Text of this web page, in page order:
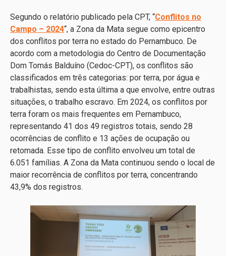
Segundo o relatório publicado pela CPT, “Conflitos no
Campo – 2024“, a Zona da Mata segue como epicentro
dos conflitos por terra no estado do Pernambuco. De
acordo com a metodologia do Centro de Documentação
Dom Tomás Balduíno (Cedoc-CPT), os conflitos são
classificados em três categorias: por terra, por água e
trabalhistas, sendo esta última a que envolve, entre outras
situações, o trabalho escravo. Em 2024, os conflitos por
terra foram os mais frequentes em Pernambuco,
representando 41 dos 49 registros totais, sendo 28
ocorrências de conflito e 13 ações de ocupação ou
retomada. Esse tipo de conflito envolveu um total de
6.051 famílias. A Zona da Mata continuou sendo o local de
maior recorrência de conflitos por terra, concentrando
43,9% dos registros.